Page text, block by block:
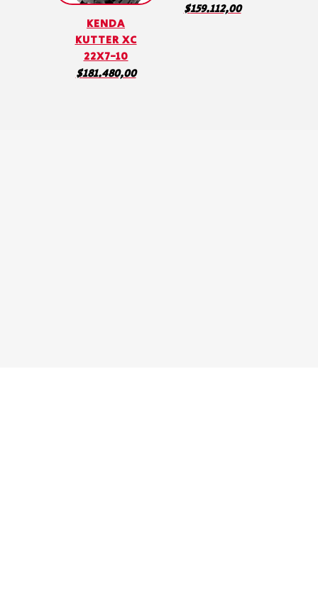
KENDA
KUTTER XC
22X7-10
$181.480,00
$159.112,00